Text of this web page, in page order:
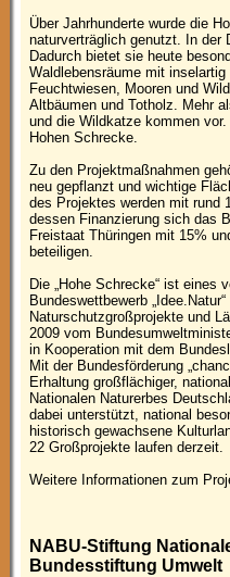
Über Jahrhunderte wurde die
naturverträglich genutzt. In der
Dadurch bietet sie heute
Waldlebensräume mit
Feuchtwiesen, Mooren und
Altbäumen und Totholz. Mehr
und die Wildkatze kommen
Hohen Schrecke.
Zu den Projektmaßnahmen
neu gepflanzt und wichtige
des Projektes werden mit rund
dessen Finanzierung sich das
Freistaat Thüringen mit 15%
beteiligen.
Die „Hohe Schrecke“ ist eines
Bundeswettbewerb
Naturschutzgroßprojekte und
2009 vom
in Kooperation mit dem
Mit der Bundesförderung
Erhaltung großflächiger,
Nationalen Naturerbes
dabei unterstützt, national
historisch gewachsene
22 Großprojekte laufen derzeit.
Weitere Informationen zum
NABU-Stiftung
Bundesstiftung Umwelt